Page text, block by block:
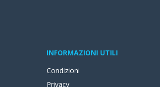
INFORMAZIONI UTILI
Condizioni
Privacy